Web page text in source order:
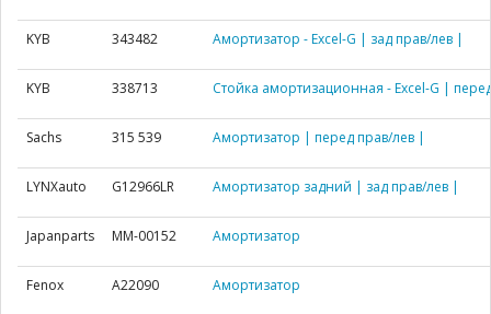
KYB 343482 Амортизатор - Excel-G | зад прав/лев |
KYB 338713 Стойка амортизационная - Excel-G |
Sachs 315 539 Амортизатор | перед прав/лев |
LYNXauto G12966LR Амортизатор задний | зад прав/лев |
Japanparts MM-00152 Амортизатор
Fenox A22090 Амортизатор